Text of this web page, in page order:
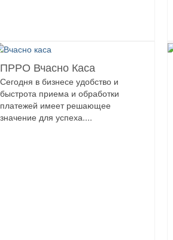
ПРРО Вчасно Каса
Сегодня в бизнесе удобство и
быстрота приема и обработки
платежей имеет решающее
значение для успеха....